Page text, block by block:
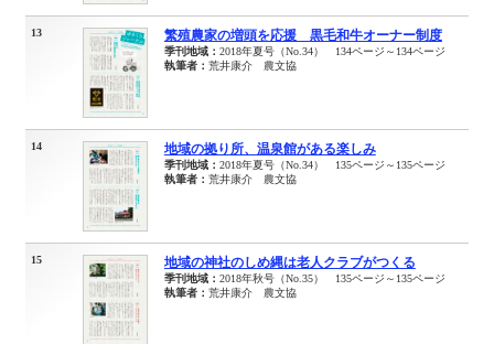
13 繁殖農家の増頭を応援 黒毛和牛オーナー制度
季刊地域： 2018年夏号（No.34） 134ページ～134ページ
執筆者： 荒井康介 農文協
14 地域の拠り所、温泉館がある楽しみ
季刊地域： 2018年夏号（No.34） 135ページ～135ページ
執筆者： 荒井康介 農文協
15 地域の神社のしめ縄は老人クラブがつくる
季刊地域： 2018年秋号（No.35） 135ページ～135ページ
執筆者： 荒井康介 農文協